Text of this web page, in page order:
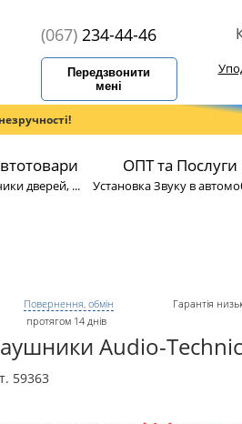
(067)234-44-46
Передзвонити
мені
дверей, ...
ОПТ та Послуги
Установка Звуку в
Повернення, обмін
протягом 14 днів
Гарантія
Audio-
59363